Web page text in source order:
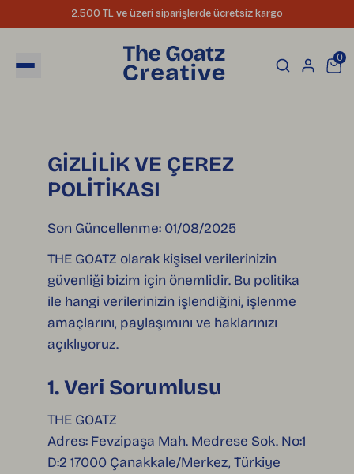
2.500 TL ve üzeri siparişlerde ücretsiz kargo
0
GİZLİLİK VE ÇEREZ
POLİTİKASI
Son Güncellenme: 01/08/2025
THE GOATZ olarak kişisel verilerinizin
güvenliği bizim için önemlidir. Bu politika
ile hangi verilerinizin işlendiğini, işlenme
amaçlarını, paylaşımını ve haklarınızı
açıklıyoruz.
1. Veri Sorumlusu
THE GOATZ
Adres: Fevzipaşa Mah. Medrese Sok. No:1
D:2 17000 Çanakkale/Merkez, Türkiye